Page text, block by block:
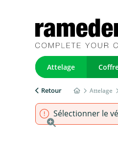
Attelage
Retour Attelage
Sélectionner le